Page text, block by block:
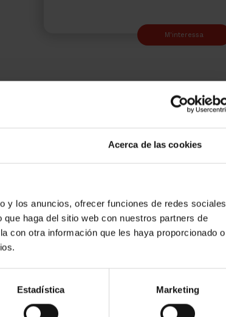
Acerca de las cookies
y los anuncios, ofrecer funciones de redes sociales
haga del sitio web con nuestros partners de
con otra información que les haya proporcionado o
Estadística Marketing
M'interessa